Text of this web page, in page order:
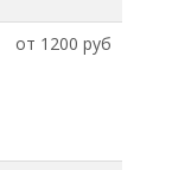
от 1200 руб